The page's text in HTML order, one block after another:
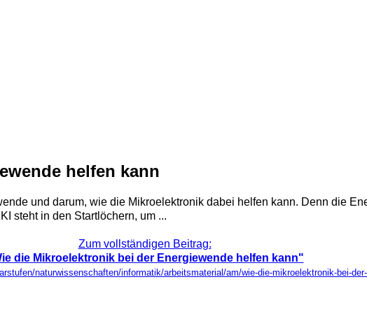
helfen kann
und darum, wie die Mikroelektronik dabei helfen kann. Denn die
steht in den Startlöchern, um ...
Zum vollständigen Beitrag:
die Mikroelektronik bei der Energiewende helfen kann"
naturwissenschaften/informatik/arbeitsmaterial/am/wie-die-mikroelektronik-bei-